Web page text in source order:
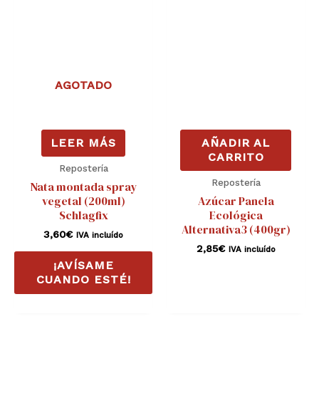
AGOTADO
LEER MÁS
Repostería
Nata montada spray
vegetal (200ml)
Schlagfix
3,60€ IVA incluído
¡AVÍSAME
CUANDO ESTÉ!
AÑADIR AL
CARRITO
Repostería
Azúcar Panela
Ecológica
Alternativa3 (400gr)
2,85€ IVA incluído